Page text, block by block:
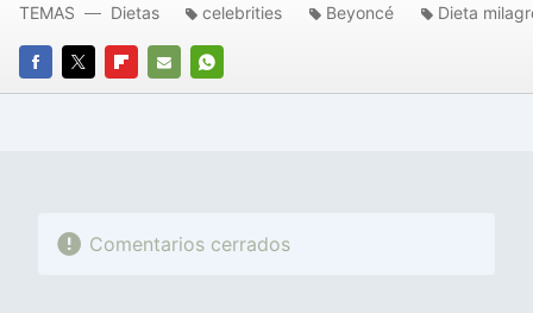
FACEBOOK
TWITTERFLIPBOARD
E-
WHATSAPP
TEMAS Dietas celebrities Beyoncé Dieta
Comentarios cerrados